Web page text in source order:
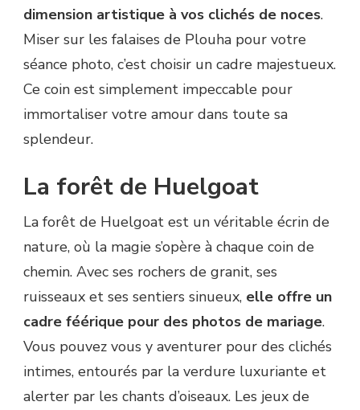
dimension artistique à vos clichés de noces.
Miser sur les falaises de Plouha pour votre
séance photo, c’est choisir un cadre majestueux.
Ce coin est simplement impeccable pour
immortaliser votre amour dans toute sa
splendeur.
La forêt de Huelgoat
La forêt de Huelgoat est un véritable écrin de
nature, où la magie s’opère à chaque coin de
chemin. Avec ses rochers de granit, ses
ruisseaux et ses sentiers sinueux, elle offre un
cadre féérique pour des photos de mariage.
Vous pouvez vous y aventurer pour des clichés
intimes, entourés par la verdure luxuriante et
alerter par les chants d’oiseaux. Les jeux de